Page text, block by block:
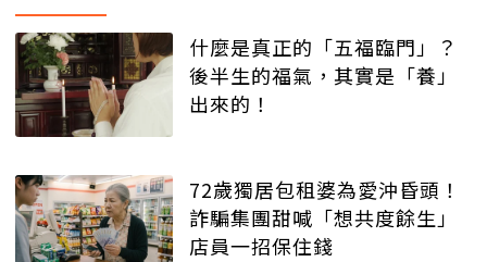
什麼是真正的「五福臨門」？
後半生的福氣，其實是「養」
出來的！
72歲獨居包租婆為愛沖昏頭！
詐騙集團甜喊「想共度餘生」
店員一招保住錢